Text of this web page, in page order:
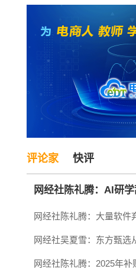
评论家 快评
网经社陈礼腾：AI研
乏统一课程标准与有效